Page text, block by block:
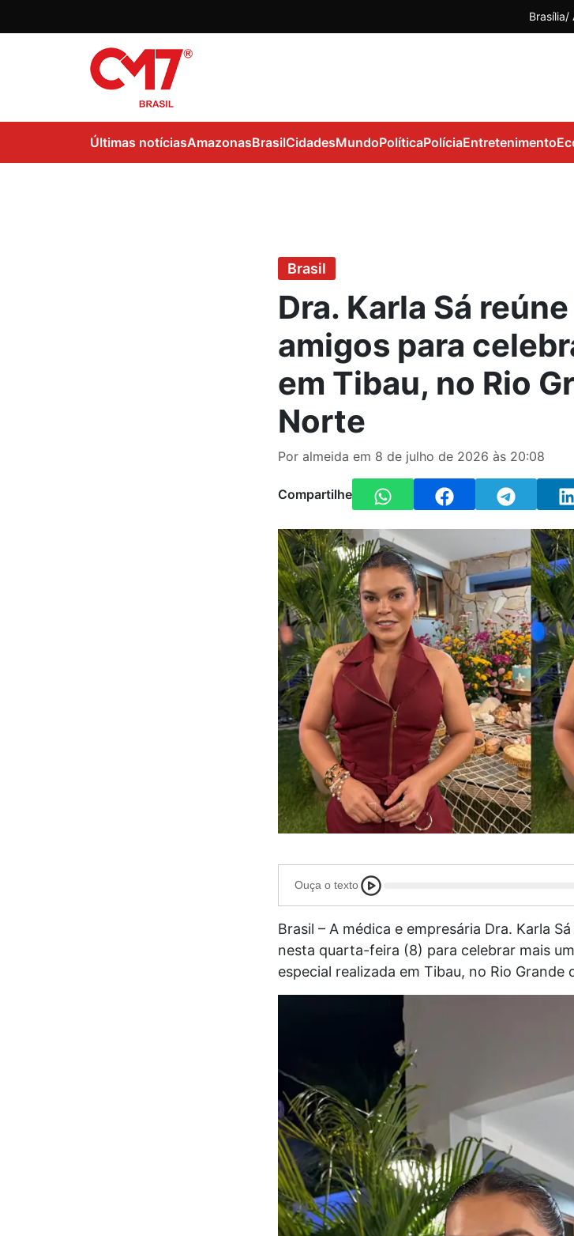
Brasília
Últimas notíciasAmazonasBrasilCidadesMundoPolíticaPolíciaEntretenimento
Brasil
Dra. Karla Sá
amigos para
em Tibau, no Rio
Norte
Por almeida em 8 de julho de 2026 às 20:08
Compartilhe
Ouça o texto
Brasil – A médica e empresária Dra. Karla
nesta quarta-feira (8) para celebrar mais
especial realizada em Tibau, no Rio Grande